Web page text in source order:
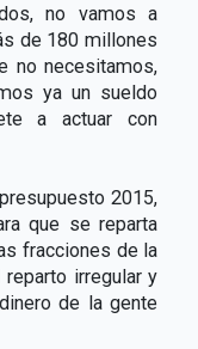
no vamos a
de 180 millones
no necesitamos,
ya un sueldo
a actuar con
2015,
que se reparta
fracciones de la
irregular y
de la gente